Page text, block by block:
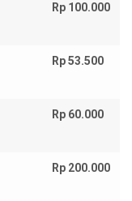
Rp 100.000
Rp 53.500
Rp 60.000
Rp 200.000